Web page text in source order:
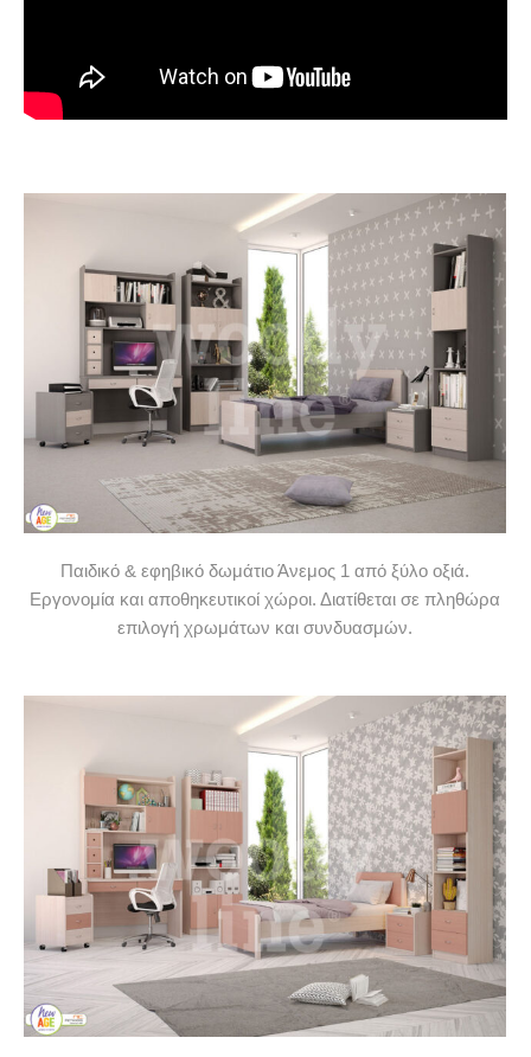
Παιδικό & εφηβικό δωμάτιο Άνεμος 1 από ξύλο οξιά.
Εργονομία και αποθηκευτικοί χώροι. Διατίθεται σε πληθώρα
επιλογή χρωμάτων και συνδυασμών.